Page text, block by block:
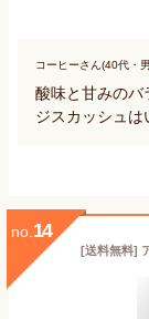
コーヒーさん(40代・
酸味と甘みのバ
ジスカッシュは
no. 14